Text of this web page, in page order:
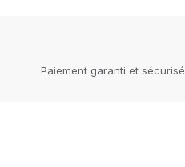
Paiement garanti et sécurisé